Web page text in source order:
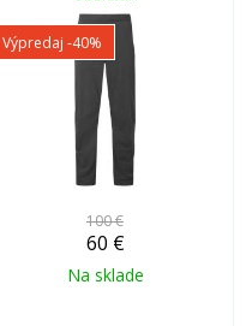
Výpredaj -40%
100 €
60 €
Na sklade